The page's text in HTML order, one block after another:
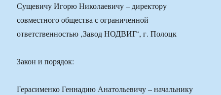
Сущевичу Игорю Николаевичу – директору
совместного общества с ограниченной
ответственностью ‚Завод НОДВИГ‘, г. Полоцк
Закон и порядок:
Герасименко Геннадию Анатольевичу – начальнику